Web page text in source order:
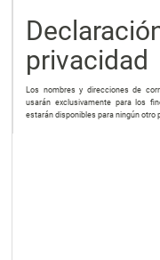
privacidad
Los nombres y direcciones de
usarán exclusivamente para los
estarán disponibles para ningún otro